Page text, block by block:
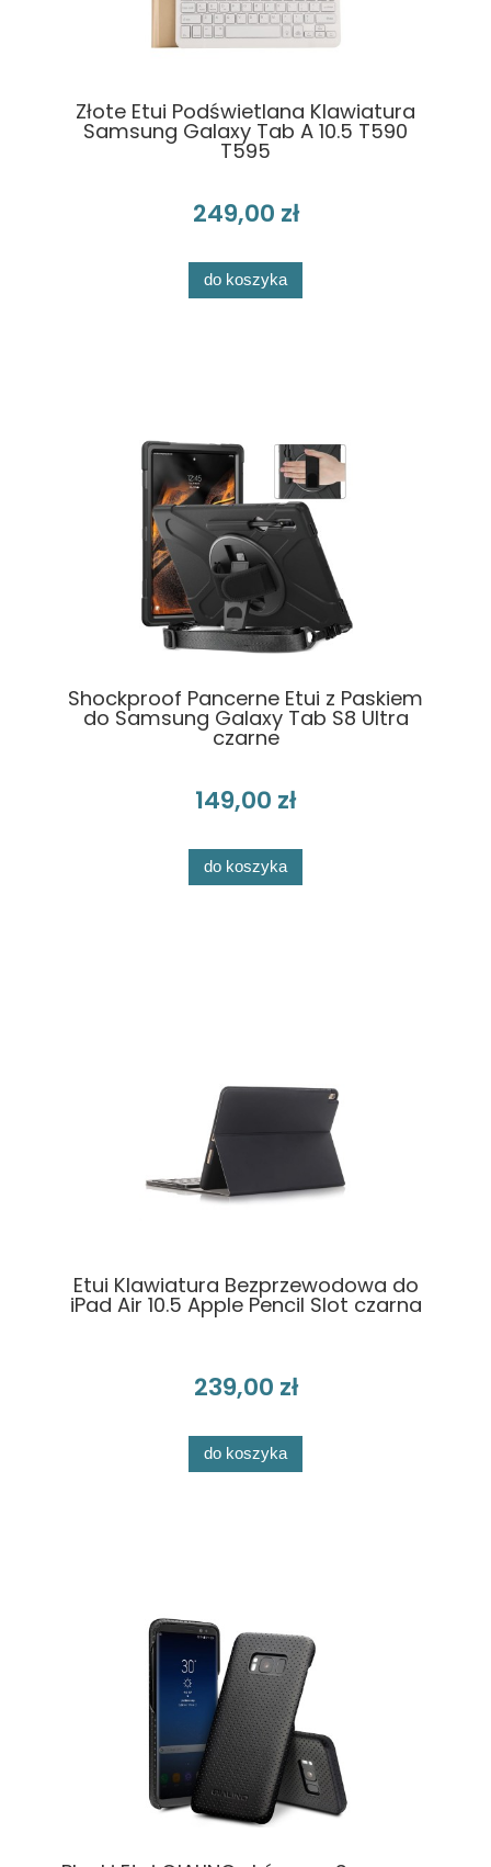
Złote Etui Podświetlana Klawiatura
Samsung Galaxy Tab A 10.5 T590
T595
249,00 zł
do koszyka
Shockproof Pancerne Etui z Paskiem
do Samsung Galaxy Tab S8 Ultra
czarne
149,00 zł
do koszyka
Etui Klawiatura Bezprzewodowa do
iPad Air 10.5 Apple Pencil Slot czarna
239,00 zł
do koszyka